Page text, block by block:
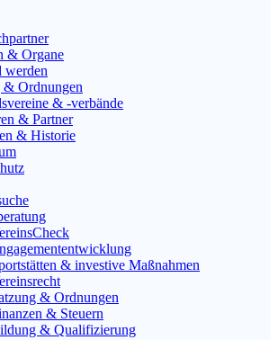
& Organe
werden
& Ordnungen
& -verbände
& Partner
& Historie
& investive Maßnahmen
& Ordnungen
& Steuern
& Qualifizierung